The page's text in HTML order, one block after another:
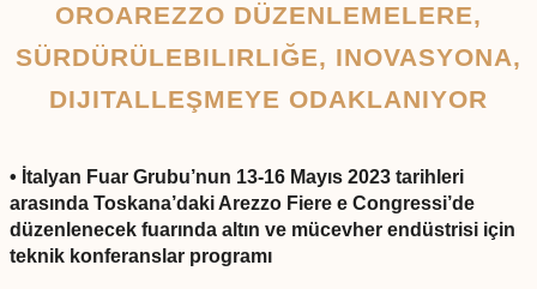
OROAREZZO DÜZENLEMELERE,
SÜRDÜRÜLEBILIRLIĞE, INOVASYONA,
DIJITALLEŞMEYE ODAKLANIYOR
• İtalyan Fuar Grubu’nun 13-16 Mayıs 2023 tarihleri
arasında Toskana’daki Arezzo Fiere e Congressi’de
düzenlenecek fuarında altın ve mücevher endüstrisi için
teknik konferanslar programı